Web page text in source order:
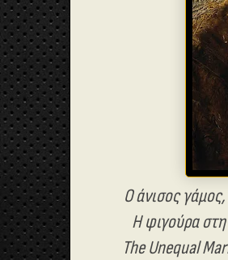
Ο άνισος
Η φιγούρα
The Unequal